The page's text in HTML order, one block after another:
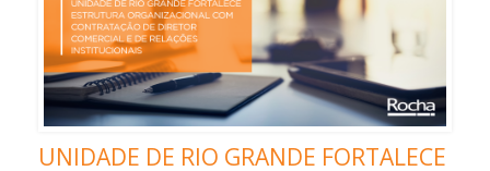
UNIDADE DE RIO GRANDE FORTALECE